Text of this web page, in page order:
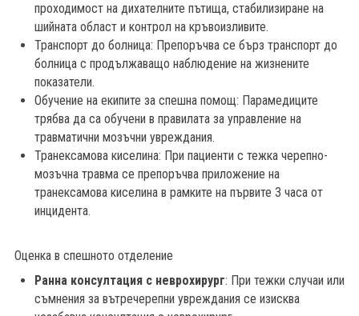
проходимост на дихателните пътища, стабилизиране на
шийната област и контрол на кръвоизливите.
Транспорт до болница: Препоръчва се бърз транспорт до
болница с продължаващо наблюдение на жизнените
показатели.
Обучение на екипите за спешна помощ: Парамедиците
трябва да са обучени в правилата за управление на
травматични мозъчни увреждания.
Транексамова киселина: При пациенти с тежка черепно-
мозъчна травма се препоръчва приложение на
транексамова киселина в рамките на първите 3 часа от
инцидента.
Оценка в спешното отделение
Ранна консултация с неврохирург: При тежки случаи или
съмнения за вътречерепни увреждания се изисква